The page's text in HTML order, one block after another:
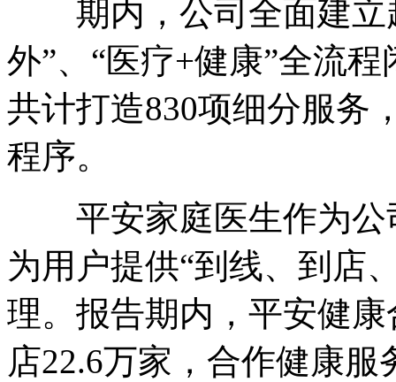
期内，公司全面建立
外”、“医疗+健康”全流
共计打造830项细分服务
程序。
平安家庭医生作为公
为用户提供“到线、到店
理。报告期内，平安健
店22.6万家，合作健康